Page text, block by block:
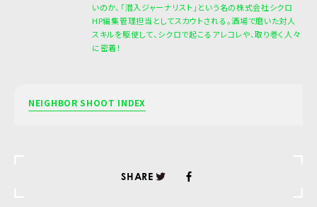
いのか、「潜入ジャーナリスト」という名の株式会社シクロ
HP編集管理担当としてスカウトされる。酒場で磨いた対人
スキルを駆使して、シクロで起こるアレコレや、取り巻く人々
に密着！
NEIGHBOR SHOOT INDEX
SHARE